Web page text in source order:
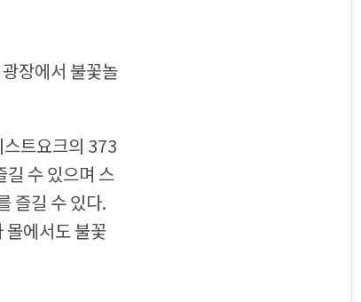
장에서 불꽃놀
트요크의 373
길 수 있으며 스
즐길 수 있다.
몰에서도 불꽃